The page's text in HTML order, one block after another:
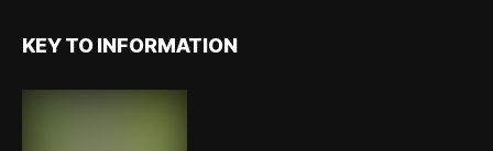
KEY TO INFORMATION